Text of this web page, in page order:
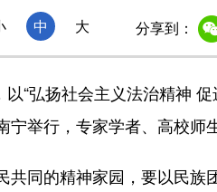
中 大 分享到：
弘扬社会主义法治精神 促
举行，专家学者、高校师
同的精神家园，要以民族